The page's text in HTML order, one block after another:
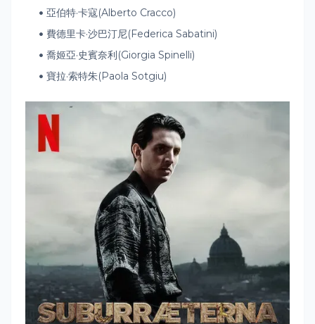
亞伯特·卡寇(Alberto Cracco)
費德里卡·沙巴汀尼(Federica Sabatini)
喬姬亞·史賓奈利(Giorgia Spinelli)
寶拉·索特朱(Paola Sotgiu)